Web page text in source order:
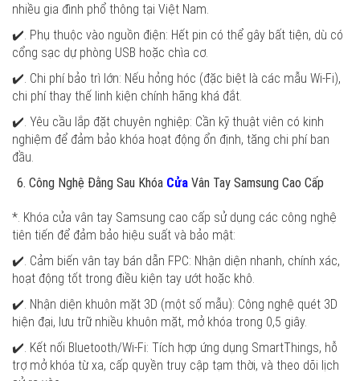
nhiều gia đình phổ thông tại Việt Nam.
✔️. Phụ thuộc vào nguồn điện: Hết pin có thể gây bất tiện, dù có
cổng sạc dự phòng USB hoặc chìa cơ.
✔️. Chi phí bảo trì lớn: Nếu hỏng hóc (đặc biệt là các mẫu Wi-Fi),
chi phí thay thế linh kiện chính hãng khá đắt.
✔️. Yêu cầu lắp đặt chuyên nghiệp: Cần kỹ thuật viên có kinh
nghiệm để đảm bảo khóa hoạt động ổn định, tăng chi phí ban
đầu.
Công Nghệ Đằng Sau Khóa CửaVân Tay Samsung Cao Cấp
*. Khóa cửa vân tay Samsung cao cấp sử dụng các công nghệ
tiên tiến để đảm bảo hiệu suất và bảo mật:
✔️. Cảm biến vân tay bán dẫn FPC: Nhận diện nhanh, chính xác,
hoạt động tốt trong điều kiện tay ướt hoặc khô.
✔️. Nhận diện khuôn mặt 3D (một số mẫu): Công nghệ quét 3D
hiện đại, lưu trữ nhiều khuôn mặt, mở khóa trong 0,5 giây.
✔️. Kết nối Bluetooth/Wi-Fi: Tích hợp ứng dụng SmartThings, hỗ
trợ mở khóa từ xa, cấp quyền truy cập tạm thời, và theo dõi lịch